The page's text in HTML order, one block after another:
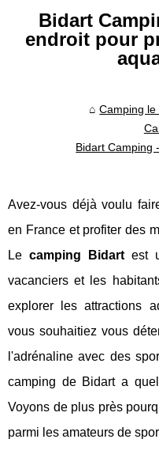
Bidart
endroit pour
Camping
Bidart Camping
Avez-vous déjà voulu
en France et profiter des
Lecamping Bidart est
vacanciers et les
explorer les attractions
vous souhaitiez vous
l'adrénaline avec des
camping de Bidart a
Voyons de plus près
parmi les amateurs de